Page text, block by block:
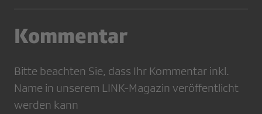
Kommentar
Bitte beachten Sie, dass Ihr Kommentar inkl.
Name in unserem LINK-Magazin veröffentlicht
werden kann